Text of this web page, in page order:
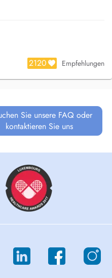
COVID-19)
2120 Empfehlungen
Sie unsere FAQ oder
kontaktieren Sie uns